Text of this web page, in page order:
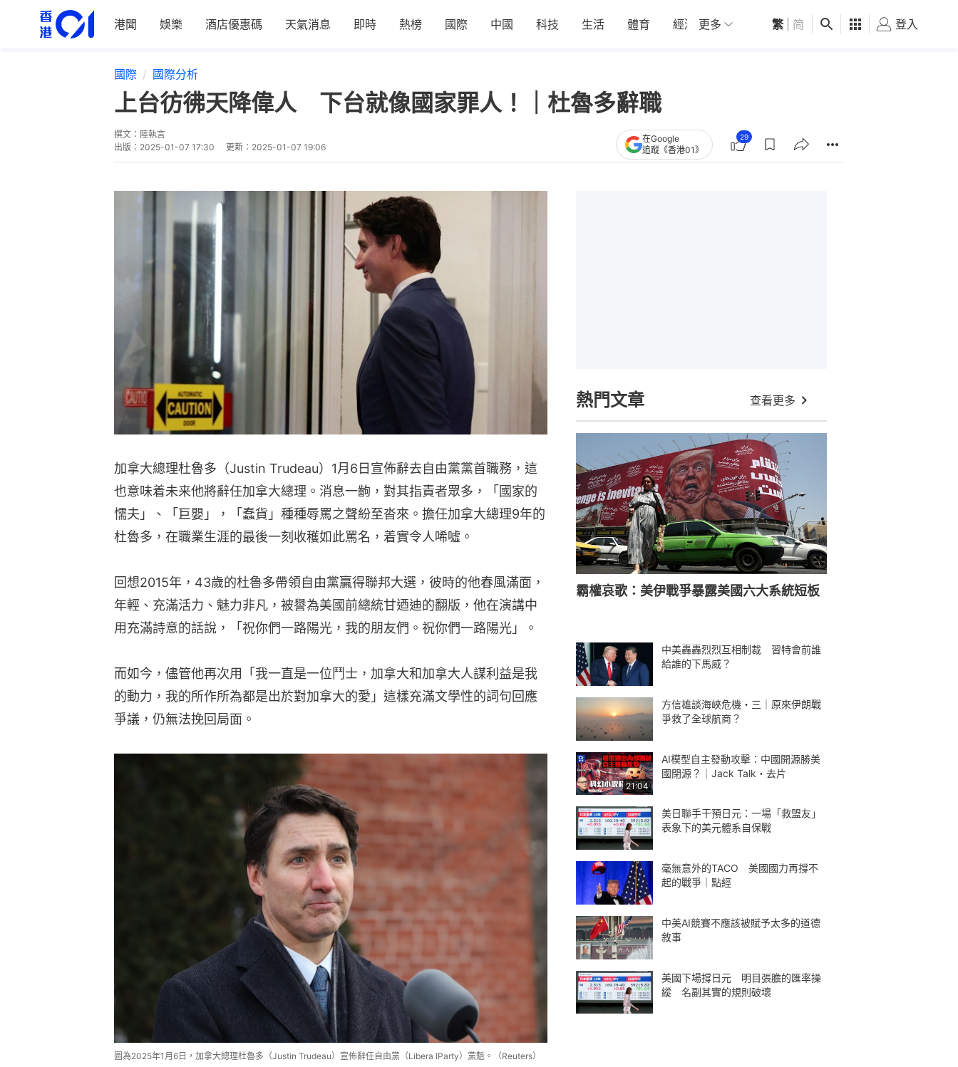
港聞 娛樂 酒店優惠碼 天氣消息 即時 熱榜 國際 中國 科技 生活 體育 經濟 01深圳 觀點 健康 好食玩飛
更多 繁 简 登入
國際 國際分析
上台彷彿天降偉人 下台就像國家罪人！｜杜魯多辭職
撰文： 陸執言
出版： 2025-01-07 17:30 更新： 2025-01-07 19:06
在Google
追蹤《香港01》
29
加拿大總理杜魯多（Justin Trudeau）1月6日宣佈辭去自由黨黨首職務，這
也意味着未来他將辭任加拿大總理。消息一齣，對其指責者眾多，「國家的
懦夫」、「巨嬰」，「蠢貨」種種辱罵之聲紛至沓來。擔任加拿大總理9年的
杜魯多，在職業生涯的最後一刻收穫如此罵名，着實令人唏噓。
回想2015年，43歲的杜魯多帶領自由黨贏得聯邦大選，彼時的他春風滿面，
年輕、充滿活力、魅力非凡，被譽為美國前總統甘迺迪的翻版，他在演講中
用充滿詩意的話說，「祝你們一路陽光，我的朋友們。祝你們一路陽光」。
而如今，儘管他再次用「我一直是一位鬥士，加拿大和加拿大人謀利益是我
的動力，我的所作所為都是出於對加拿大的愛」這樣充滿文學性的詞句回應
爭議，仍無法挽回局面。
圖為2025年1月6日，加拿大總理杜魯多（Justin Trudeau）宣佈辭任自由黨（Libera lParty）黨魁。（Reuters）
熱門文章 查看更多
霸權哀歌：美伊戰爭暴露美國六大系統短板
中美轟轟烈烈互相制裁 習特會前誰
給誰的下馬威？
方信雄談海峽危機・三｜原來伊朗戰
爭救了全球航商？
21:04
AI模型自主發動攻擊：中國開源勝美
國閉源？｜Jack Talk・去片
美日聯手干預日元：一場「救盟友」
表象下的美元體系自保戰
毫無意外的TACO 美國國力再撐不
起的戰爭｜點經
中美AI競賽不應該被賦予太多的道德
敘事
美國下場撐日元 明目張膽的匯率操
縱 名副其實的規則破壞